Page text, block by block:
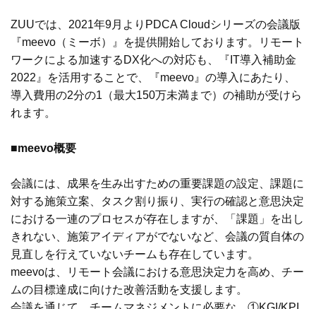
ZUUでは、2021年9月よりPDCA Cloudシリーズの会議版
『meevo（ミーボ）』を提供開始しております。リモート
ワークによる加速するDX化への対応も、『IT導入補助金
2022』を活用することで、『meevo』の導入にあたり、
導入費用の2分の1（最大150万未満まで）の補助が受けら
れます。
■meevo概要
会議には、成果を生み出すための重要課題の設定、課題に
対する施策立案、タスク割り振り、実行の確認と意思決定
における一連のプロセスが存在しますが、「課題」を出し
きれない、施策アイディアがでないなど、会議の質自体の
見直しを行えていないチームも存在しています。
meevoは、リモート会議における意思決定力を高め、チー
ムの目標達成に向けた改善活動を支援します。